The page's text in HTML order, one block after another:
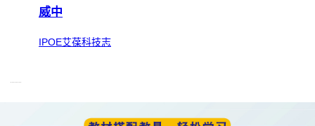
威中
IPOE艾葆科技志